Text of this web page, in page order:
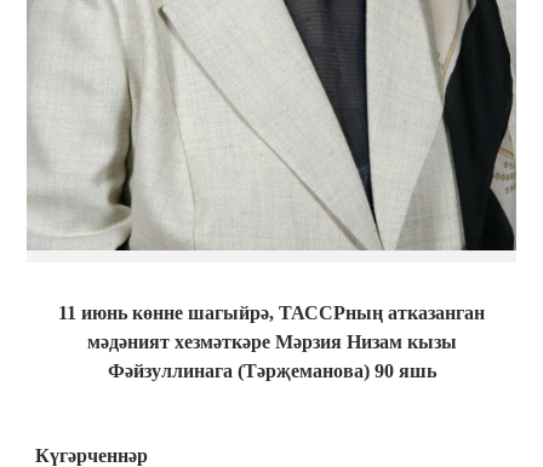
11 июнь көнне шагыйрә, ТАССРның атказанган
мәдәният хезмәткәре Мәрзия Низам кызы
Фәйзуллинага (Тәрҗеманова) 90 яшь
Күгәрченнәр